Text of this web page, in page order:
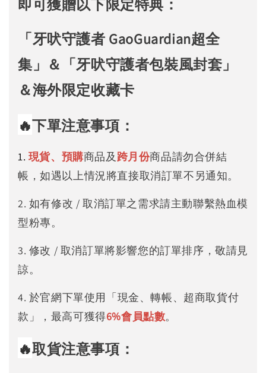
即可獲贈以下限定特典：
「牙吠守護者 GaoGuardian超全
集」＆「牙吠守護者包裝風封套」
＆海外限定收藏卡
🔥下單注意事項：
1. 現貨、預購商品及 跨月份商品請勿合併結
帳，如遇以上情況將直接取消訂單不另通知。
2. 如有修改 / 取消訂單之需求請主動聯繫熱血模
型粉專。
3. 修改 / 取消訂單將影響您的訂單排序，敬請見
諒。
4. 於官網下單使用「現金、轉帳、超商取貨付
款」，最高可獲得6%會員點數。
🔥取貨注意事項：